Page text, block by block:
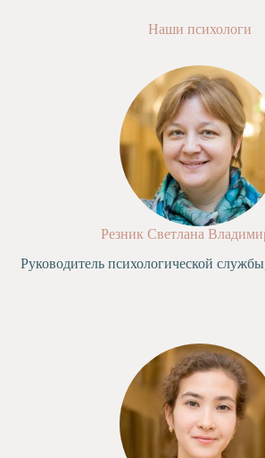
Тьюторская
служба
Наши психологи
Резник Светлана
Руководитель психологической